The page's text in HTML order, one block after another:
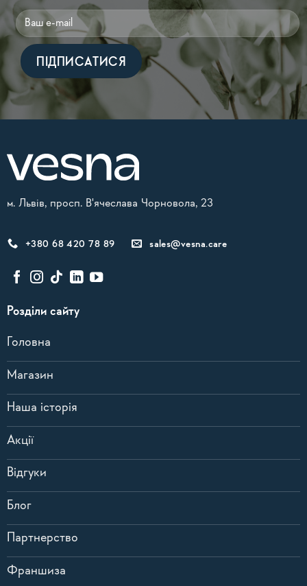
Alternative:
м. Львів, просп. В'ячеслава Чорновола, 23
+380 68 420 78 89 sales@vesna.care
Розділи сайту
Головна
Магазин
Наша історія
Акції
Відгуки
Блог
Партнерство
Франшиза